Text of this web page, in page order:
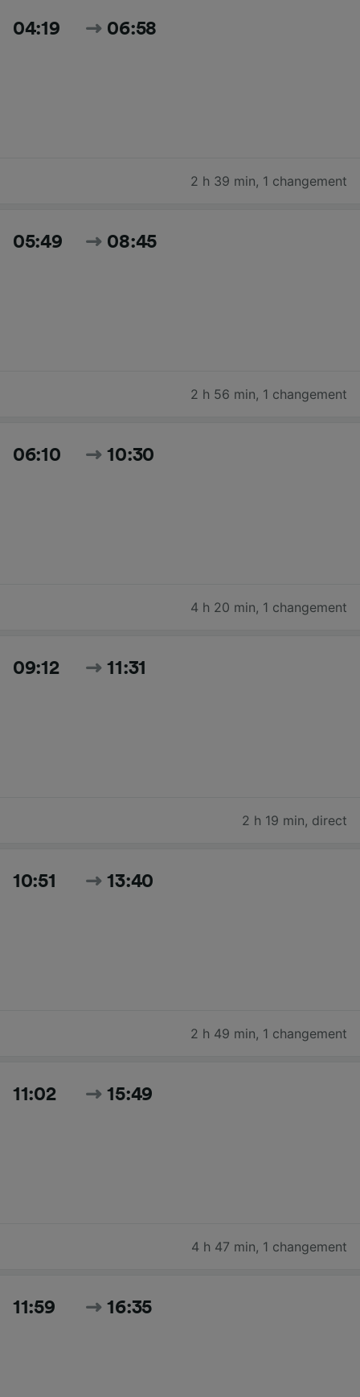
04:19 06:58
2 h 39 min, 1 changement
05:49 08:45
2 h 56 min, 1 changement
06:10 10:30
4 h 20 min, 1 changement
09:12 11:31
2 h 19 min, direct
10:51 13:40
2 h 49 min, 1 changement
11:02 15:49
4 h 47 min, 1 changement
11:59 16:35